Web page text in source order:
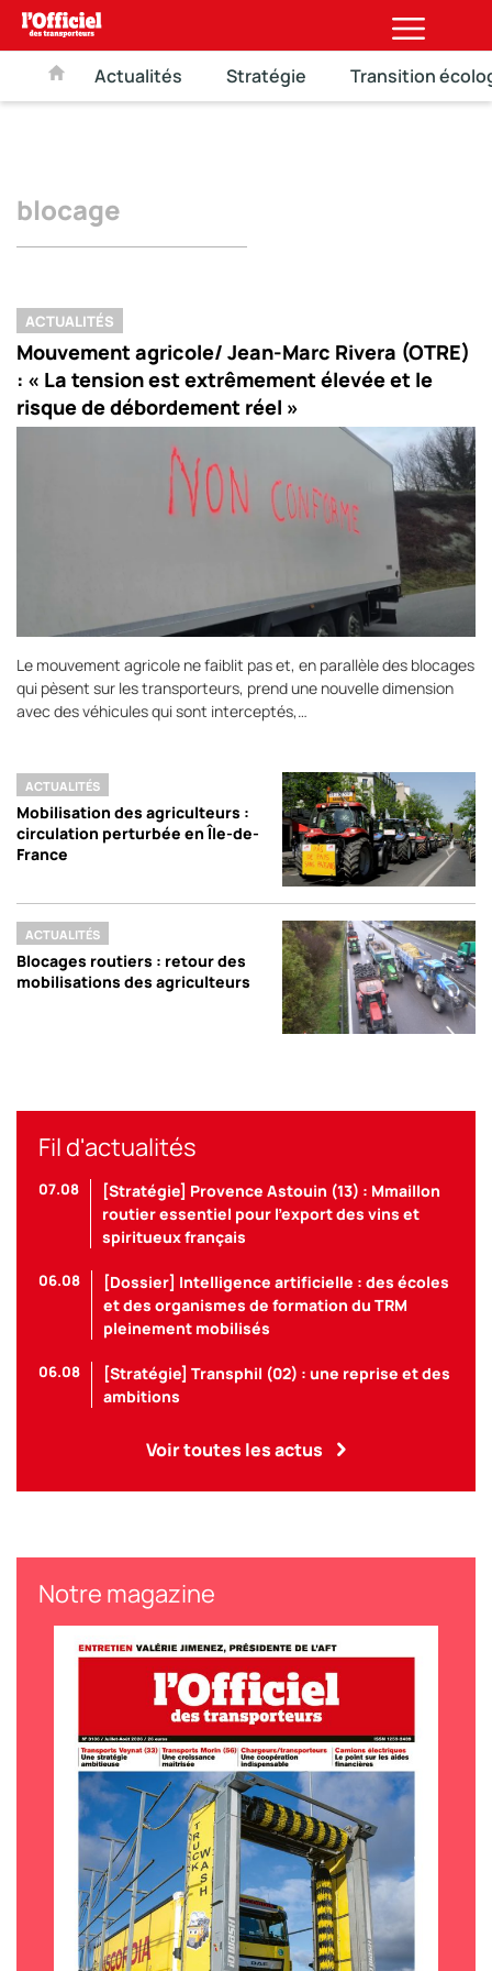
Actualités Stratégie Transition
blocage
ACTUALITÉS
Mouvement agricole/ Jean-Marc Rivera (OTRE)
: « La tension est extrêmement élevée et le
risque de débordement réel »
Le mouvement agricole ne faiblit pas et, en parallèle des blocages
qui pèsent sur les transporteurs, prend une nouvelle dimension
avec des véhicules qui sont interceptés,…
ACTUALITÉS
Mobilisation des agriculteurs :
circulation perturbée en Île-de-
France
ACTUALITÉS
Blocages routiers : retour des
mobilisations des agriculteurs
Fil d'actualités
07.08
[Stratégie] Provence Astouin (13) : Mmaillon
routier essentiel pour l’export des vins et
spiritueux français
06.08
[Dossier] Intelligence artificielle : des écoles
et des organismes de formation du TRM
pleinement mobilisés
06.08
[Stratégie] Transphil (02) : une reprise et des
ambitions
Voir toutes les actus
Notre magazine